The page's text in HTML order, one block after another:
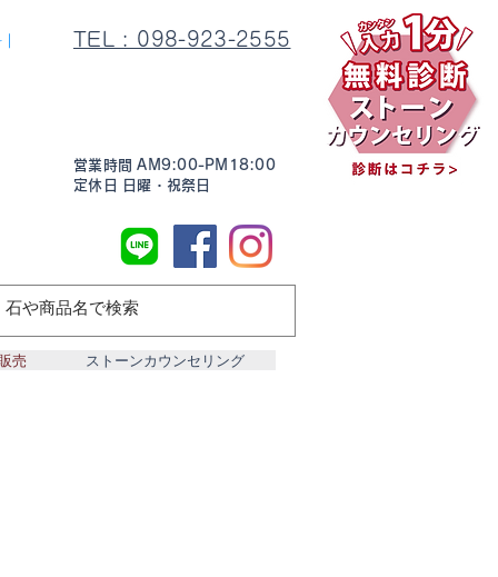
TEL : 098-923-2555
営業時間 AM9:00-PM18:00
定休日 日曜・祝祭日
売 ストーンカウンセリング